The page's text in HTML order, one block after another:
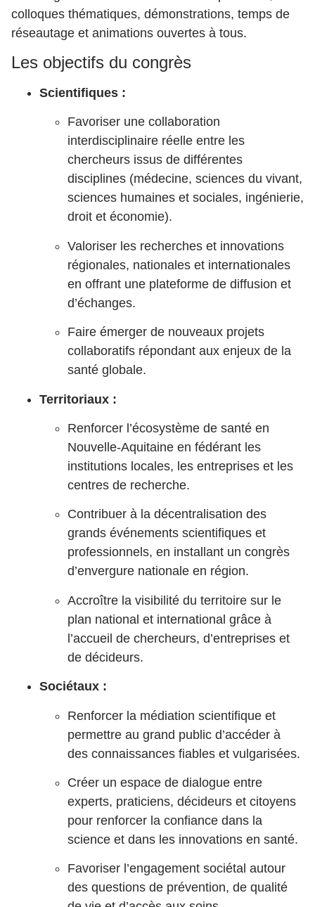
colloques thématiques, démonstrations, temps de
réseautage et animations ouvertes à tous.
Les objectifs du congrès
Scientifiques :
Favoriser une collaboration
interdisciplinaire réelle entre les
chercheurs issus de différentes
disciplines (médecine, sciences du vivant,
sciences humaines et sociales, ingénierie,
droit et économie).
Valoriser les recherches et innovations
régionales, nationales et internationales
en offrant une plateforme de diffusion et
d’échanges.
Faire émerger de nouveaux projets
collaboratifs répondant aux enjeux de la
santé globale.
Territoriaux :
Renforcer l’écosystème de santé en
Nouvelle-Aquitaine en fédérant les
institutions locales, les entreprises et les
centres de recherche.
Contribuer à la décentralisation des
grands événements scientifiques et
professionnels, en installant un congrès
d’envergure nationale en région.
Accroître la visibilité du territoire sur le
plan national et international grâce à
l’accueil de chercheurs, d’entreprises et
de décideurs.
Sociétaux :
Renforcer la médiation scientifique et
permettre au grand public d’accéder à
des connaissances fiables et vulgarisées.
Créer un espace de dialogue entre
experts, praticiens, décideurs et citoyens
pour renforcer la confiance dans la
science et dans les innovations en santé.
Favoriser l’engagement sociétal autour
des questions de prévention, de qualité